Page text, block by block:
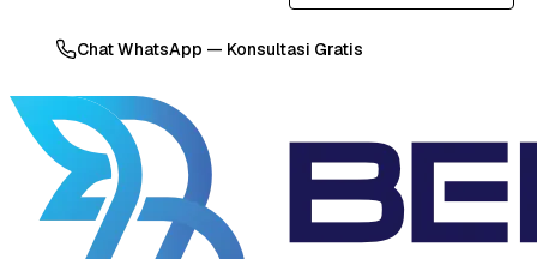
Chat WhatsApp — Konsultasi Gratis